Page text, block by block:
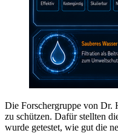
Die Forschergruppe von Dr.
zu schützen. Dafür stellten
wurde getestet, wie gut die